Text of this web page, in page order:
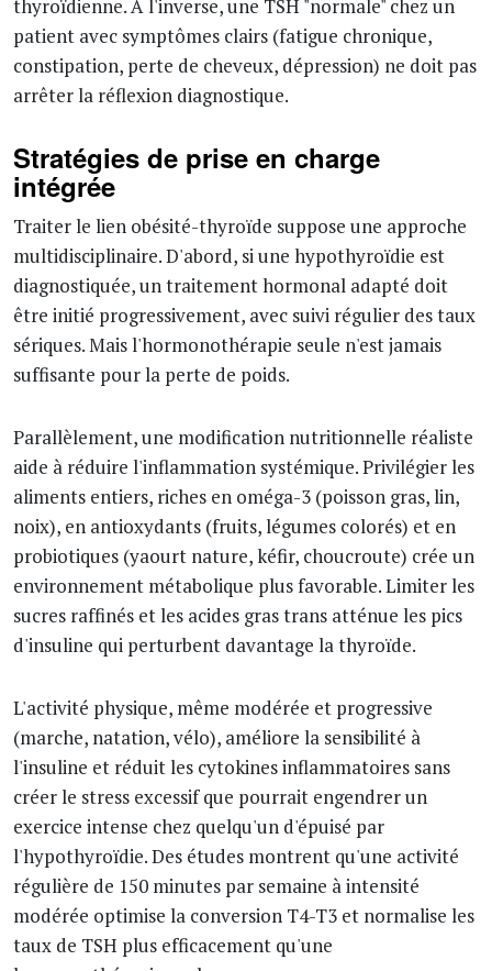
thyroïdienne. À l'inverse, une TSH "normale" chez un
patient avec symptômes clairs (fatigue chronique,
constipation, perte de cheveux, dépression) ne doit pas
arrêter la réflexion diagnostique.
Stratégies de prise en charge
intégrée
Traiter le lien obésité-thyroïde suppose une approche
multidisciplinaire. D'abord, si une hypothyroïdie est
diagnostiquée, un traitement hormonal adapté doit
être initié progressivement, avec suivi régulier des taux
sériques. Mais l'hormonothérapie seule n'est jamais
suffisante pour la perte de poids.
Parallèlement, une modification nutritionnelle réaliste
aide à réduire l'inflammation systémique. Privilégier les
aliments entiers, riches en oméga-3 (poisson gras, lin,
noix), en antioxydants (fruits, légumes colorés) et en
probiotiques (yaourt nature, kéfir, choucroute) crée un
environnement métabolique plus favorable. Limiter les
sucres raffinés et les acides gras trans atténue les pics
d'insuline qui perturbent davantage la thyroïde.
L'activité physique, même modérée et progressive
(marche, natation, vélo), améliore la sensibilité à
l'insuline et réduit les cytokines inflammatoires sans
créer le stress excessif que pourrait engendrer un
exercice intense chez quelqu'un d'épuisé par
l'hypothyroïdie. Des études montrent qu'une activité
régulière de 150 minutes par semaine à intensité
modérée optimise la conversion T4-T3 et normalise les
taux de TSH plus efficacement qu'une